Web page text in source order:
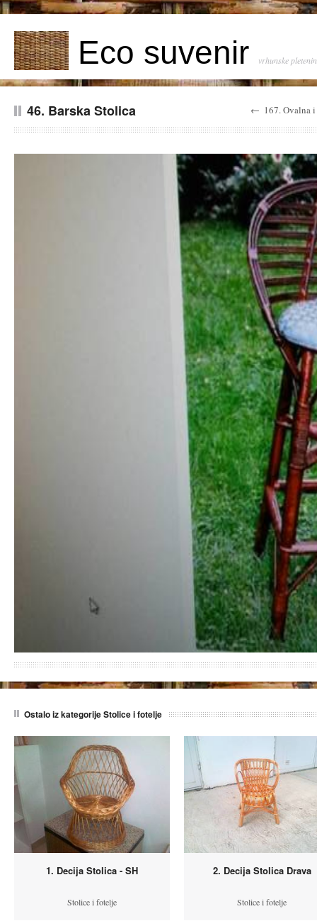
Eco suvenir vrhunske
46. Barska Stolica ← 167. Ovalna
Ostalo iz kategorije Stolice i fotelje
1. Decija Stolica - SH
Stolice i fotelje
2. Decija Stolica Drava
Stolice i fotelje